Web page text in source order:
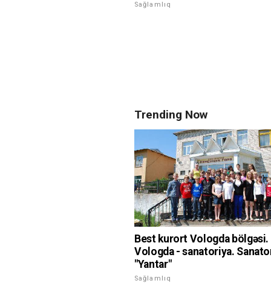
Sağlamlıq
Trending Now
Best kurort Vologda bölgəsi.
Vologda - sanatoriya.
"Yantar"
Sağlamlıq